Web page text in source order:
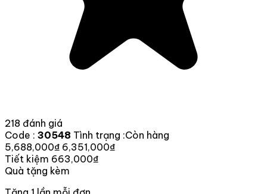
218 đánh giá
Code : 30548 Tình trạng :Còn hàng
5,688,000₫ 6,351,000₫
Tiết kiệm 663,000₫
Quà tặng kèm